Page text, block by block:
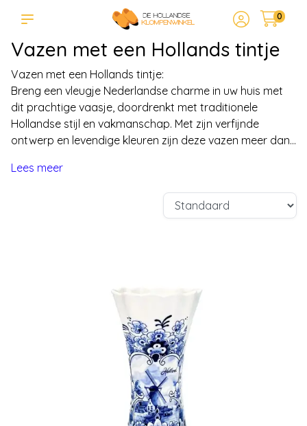
0
Vazen met een Hollands tintje
Vazen met een Hollands tintje:
Breng een vleugje Nederlandse charme in uw huis met
dit prachtige vaasje, doordrenkt met traditionele
Hollandse stijl en vakmanschap. Met zijn verfijnde
ontwerp en levendige kleuren zijn deze vazen meer dan...
Lees meer